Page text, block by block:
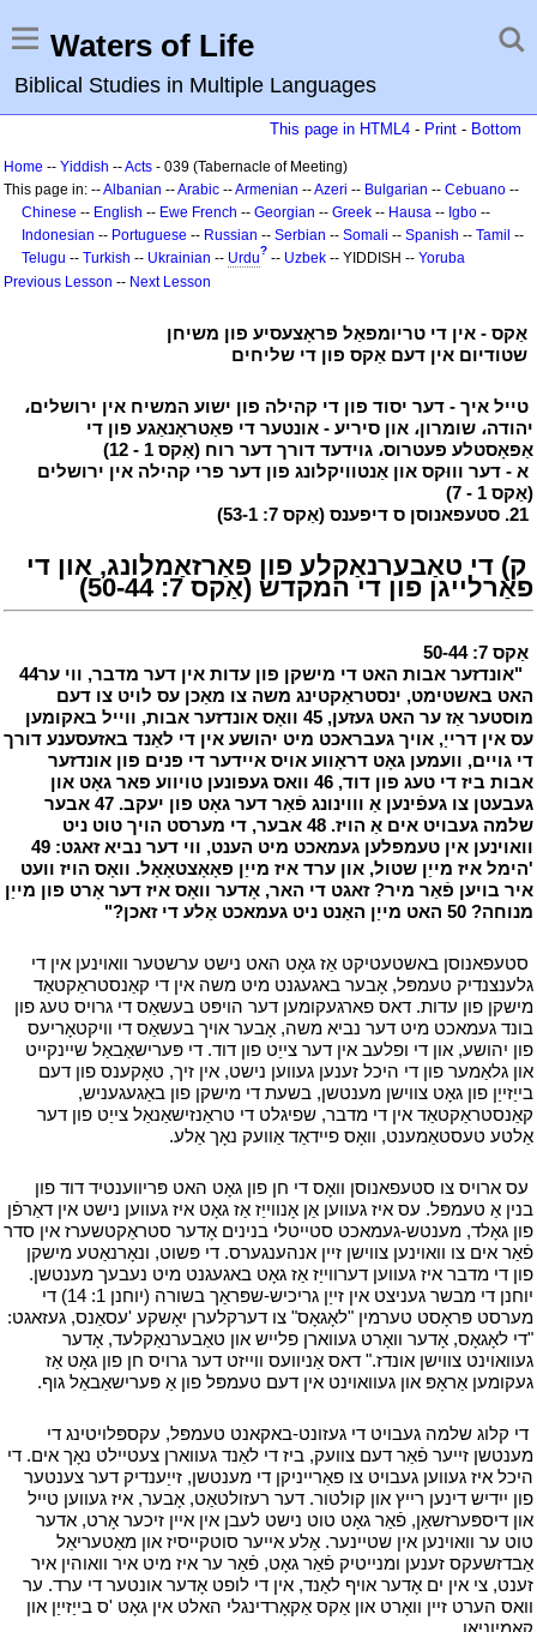
Waters of Life
Biblical Studies in Multiple Languages
This page in HTML4 - Print - Bottom
Home -- Yiddish --Acts - 039 (Tabernacle of Meeting)
This page in: --Albanian --Arabic --Armenian --Azeri -- Bulgarian -- Cebuano --
Chinese -- English -- Ewe French -- Georgian -- Greek -- Hausa -- Igbo --
Indonesian -- Portuguese -- Russian -- Serbian -- Somali -- Spanish -- Tamil --
Telugu -- Turkish -- Ukrainian -- Urdu? -- Uzbek -- YIDDISH -- Yoruba
Previous Lesson -- Next Lesson
אַקס - אין די טריומפאַל פּראָצעסיע פון משיחן
שטודיום אין דעם אַקס פון די שליחים
טייל איך - דער יסוד פון די קהילה פון ישוע המשיח אין ירושלים،
יהודה، שומרון، און סיריע - אונטער די פּאַטראָנאַגע פון די
אַפּאָסטלע פעטרוס، גוידעד דורך דער רוח (אַקס 1 - 12)
א - דער וווּקס און אַנטוויקלונג פון דער פרי קהילה אין ירושלים
(אַקס 1 - 7)
21. סטעפאנוסן ס דיפענס (אַקס 7: 53-1)
ק) די טאַבערנאַקלע פון פאַרזאַמלונג, און די
פאַרלייגן פון די המקדש (אַקס 7: 50-44)
אַקס 7: 50-44
44"אונדזער אבות האט די מישקן פון עדות אין דער מדבר, ווי ער
האט באשטימט, ינסטראַקטינג משה צו מאַכן עס לויט צו דעם
מוסטער אַז ער האט געזען, 45 וואָס אונדזער אבות, ווייל באקומען
עס אין דרייַ, אויך געבראכט מיט יהושע אין די לאַנד באזעסענע דורך
די גויים, וועמען גאָט דראָווע אויס איידער די פּנים פון אונדזער
אבות ביז די טעג פון דוד, 46 וואס געפונען טויווע פאר גאָט און
געבעטן צו געפֿינען אַ וווינונג פֿאַר דער גאָט פון יעקב. 47 אבער
שלמה געבויט אים אַ הויז. 48 אבער, די מערסט הויך טוט ניט
וואוינען אין טעמפלען געמאכט מיט הענט, ווי דער נביא זאגט: 49
'הימל איז מייַן שטול, און ערד איז מייַן פאָאָצטאָאָל. וואָס הויז וועט
איר בויען פֿאַר מיר? זאגט די האר, אָדער וואָס איז דער אָרט פון מייַן
מנוחה? 50 האט מייַן האַנט ניט געמאכט אַלע די זאכן?"
סטעפאנוסן באשטעטיקט אַז גאָט האט נישט ערשטער וואוינען אין די
גלענצנדיק טעמפּל, אָבער באגעגנט מיט משה אין די קאַנסטראַקטאַד
מישקן פון עדות. דאס פארגעקומען דער הויפּט בעשאַס די גרויס טעג פון
בונד געמאכט מיט דער נביא משה, אָבער אויך בעשאַס די וויקטאָריעס
פון יהושע, און די ופלעב אין דער צייַט פון דוד. די פּערישאַבאַל שיינקייט
און גלאַמער פון די היכל זענען געווען נישט, אין זיך, טאָקענס פון דעם
בייַזייַן פון גאָט צווישן מענטשן, בשעת די מישקן פון באַגעגעניש,
קאַנסטראַקטאַד אין די מדבר, שפיגלט די טראַנזישאַנאַל צייַט פון דער
אַלטע טעסטאַמענט, וואָס פיידאַד אַוועק נאָך אַלע.
עס ארויס צו סטעפאנוסן וואָס די חן פון גאָט האט פּריווענטיד דוד פון
בנין אַ טעמפּל. עס איז געווען אַן אָנווייַז אַז גאָט איז געווען נישט אין דאַרפֿן
פון גאָלד, מענטש-געמאכט סטייטלי בנינים אָדער סטראַקטשערז אין סדר
פֿאַר אים צו וואוינען צווישן זיין אנהענגערס. די פּשוט, ונאָרנאַטע מישקן
פון די מדבר איז געווען דערווייַז אַז גאָט באגעגנט מיט נעבעך מענטשן.
יוחנן די מבשר געניצט אין זייַן גריכיש-שפּראַך בשורה (יוחנן 1: 14) די
מערסט פּראָסט טערמין "לאָגאָס" צו דערקלערן יאָשקע 'עסאַנס, געזאגט:
"די לאָגאָס, אָדער וואָרט געווארן פלייש און טאַבערנאַקלעד, אָדער
געוואוינט צווישן אונדז." דאס אַניוועס ווייזט דער גרויס חן פון גאָט אַז
געקומען אַראָפּ און געוואוינט אין דעם טעמפּל פון אַ פּערישאַבאַל גוף.
די קלוג שלמה געבויט די געזונט-באקאנט טעמפּל, עקספּלויטינג די
מענטשן זייער פֿאַר דעם צוועק, ביז די לאַנד געווארן צעטיילט נאָך אים. די
היכל איז געווען געבויט צו פאַרייניקן די מענטשן, זייַענדיק דער צענטער
פון ייִדיש דינען רייץ און קולטור. דער רעזולטאַט, אָבער, איז געווען טייל
און דיספּערזשאַן, פֿאַר גאָט טוט נישט לעבן אין איין זיכער אָרט, אדער
טוט ער וואוינען אין שטיינער. אַלע אייער סוטקייסיז און מאַטעריאַל
אַבדזשעקס זענען ומנייטיק פֿאַר גאָט, פֿאַר ער איז מיט איר וואוהין איר
זענט, צי אין ים אָדער אויף לאַנד, אין די לופט אָדער אונטער די ערד. ער
וואס הערט זיין וואָרט און אַקס אַקאָרדינגלי האלט אין גאָט 'ס בייַזייַן און
קאַמיוניאַן.